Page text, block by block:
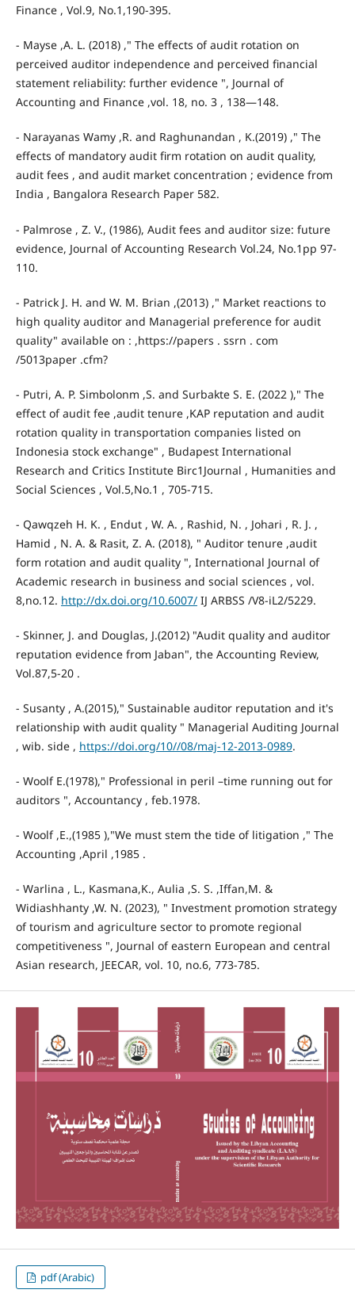
Finance , Vol.9, No.1,190-395.
- Mayse ,A. L. (2018) ," The effects of audit rotation on
perceived auditor independence and perceived financial
statement reliability: further evidence ", Journal of
Accounting and Finance ,vol. 18, no. 3 , 138—148.
- Narayanas Wamy ,R. and Raghunandan , K.(2019) ," The
effects of mandatory audit firm rotation on audit quality,
audit fees , and audit market concentration ; evidence from
India , Bangalora Research Paper 582.
- Palmrose , Z. V., (1986), Audit fees and auditor size: future
evidence, Journal of Accounting Research Vol.24, No.1pp 97-
110.
- Patrick J. H. and W. M. Brian ,(2013) ," Market reactions to
high quality auditor and Managerial preference for audit
quality" available on : ,https://papers . ssrn . com
/5013paper .cfm?
- Putri, A. P. Simbolonm ,S. and Surbakte S. E. (2022 )," The
effect of audit fee ,audit tenure ,KAP reputation and audit
rotation quality in transportation companies listed on
Indonesia stock exchange" , Budapest International
Research and Critics Institute Birc1Journal , Humanities and
Social Sciences , Vol.5,No.1 , 705-715.
- Qawqzeh H. K. , Endut , W. A. , Rashid, N. , Johari , R. J. ,
Hamid , N. A. & Rasit, Z. A. (2018), " Auditor tenure ,audit
form rotation and audit quality ", International Journal of
Academic research in business and social sciences , vol.
8,no.12. http://dx.doi.org/10.6007/IJ ARBSS /V8-iL2/5229.
- Skinner, J. and Douglas, J.(2012) "Audit quality and auditor
reputation evidence from Jaban", the Accounting Review,
Vol.87,5-20 .
- Susanty , A.(2015)," Sustainable auditor reputation and it's
relationship with audit quality " Managerial Auditing Journal
, wib. side , https://doi.org/10//08/maj-12-2013-0989.
- Woolf E.(1978)," Professional in peril –time running out for
auditors ", Accountancy , feb.1978.
- Woolf ,E.,(1985 ),"We must stem the tide of litigation ," The
Accounting ,April ,1985 .
- Warlina , L., Kasmana,K., Aulia ,S. S. ,Iffan,M. &
Widiashhanty ,W. N. (2023), " Investment promotion strategy
of tourism and agriculture sector to promote regional
competitiveness ", Journal of eastern European and central
Asian research, JEECAR, vol. 10, no.6, 773-785.
pdf (Arabic)